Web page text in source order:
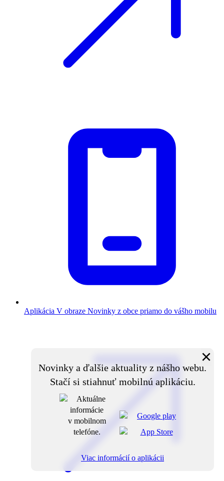
Aplikácia V obraze Novinky z obce priamo do vášho mobilu
Novinky a ďalšie aktuality z nášho webu.
Stačí si stiahnuť mobilnú aplikáciu.
×
Viac informácií o aplikácii